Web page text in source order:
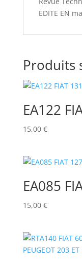
EDITE EN
Produits
EA122
15,00 €
EA085
15,00 €